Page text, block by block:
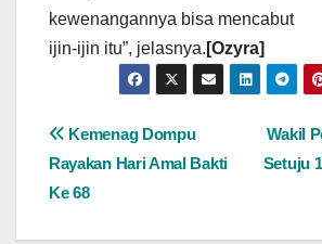
kewenangannya bisa mencabut
ijin-ijin itu”, jelasnya. [Ozyra]
Navigasi
pos
Wakil
Setuju
Kemenag Dompu
Rayakan Hari Amal Bakti
Ke 68